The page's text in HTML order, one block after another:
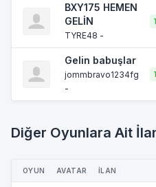
BXY175 HEMEN
GELİN
TYRE48 -
Gelin babuşlar
jommbravo1234fg
-
Diğer Oyunlara Ait
OYUN AVATAR İLAN